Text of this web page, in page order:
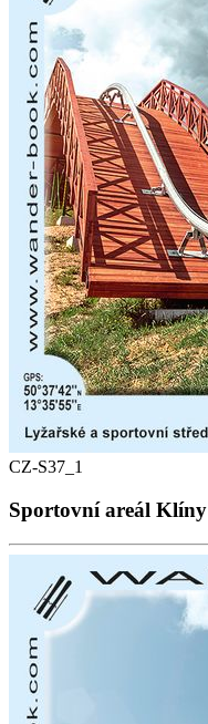
CZ-S37_1
Sportovní areál Klíny